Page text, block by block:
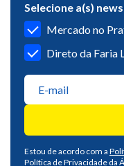
Selecione a(s)
Mercado no
Direto da Faria
Estou de acordo com a
Política de Privacidade da